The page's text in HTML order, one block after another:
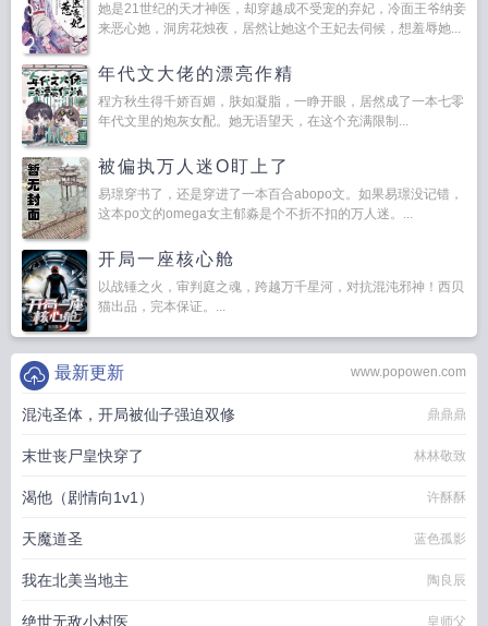
她是21世纪的天才神医，却穿越成不受宠的弃妃，冷面王爷纳妾
来恶心她，洞房花烛夜，居然让她这个王妃去伺候，想羞辱她...
年代文大佬的漂亮作精
程方秋生得千娇百媚，肤如凝脂，一睁开眼，居然成了一本七零
年代文里的炮灰女配。她无语望天，在这个充满限制...
被偏执万人迷O盯上了
易璟穿书了，还是穿进了一本百合abopo文。如果易璟没记错，
这本po文的omega女主郁淼是个不折不扣的万人迷。...
开局一座核心舱
以战锤之火，审判庭之魂，跨越万千星河，对抗混沌邪神！西贝
猫出品，完本保证。...
www.popowen.com
最新更新
混沌圣体，开局被仙子强迫双修 鼎鼎鼎
末世丧尸皇快穿了 林林敬致
渴他（剧情向1v1） 许酥酥
天魔道圣 蓝色孤影
我在北美当地主 陶良辰
绝世无敌小村医 皇师父